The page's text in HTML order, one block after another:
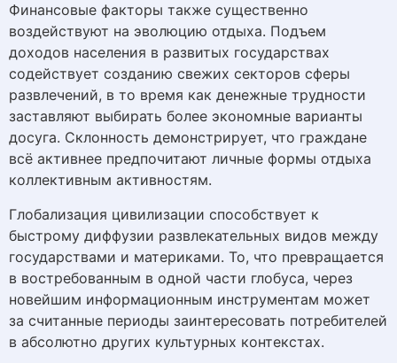
Финансовые факторы также существенно
воздействуют на эволюцию отдыха. Подъем
доходов населения в развитых государствах
содействует созданию свежих секторов сферы
развлечений, в то время как денежные трудности
заставляют выбирать более экономные варианты
досуга. Склонность демонстрирует, что граждане
всё активнее предпочитают личные формы отдыха
коллективным активностям.
Глобализация цивилизации способствует к
быстрому диффузии развлекательных видов между
государствами и материками. То, что превращается
в востребованным в одной части глобуса, через
новейшим информационным инструментам может
за считанные периоды заинтересовать потребителей
в абсолютно других культурных контекстах.